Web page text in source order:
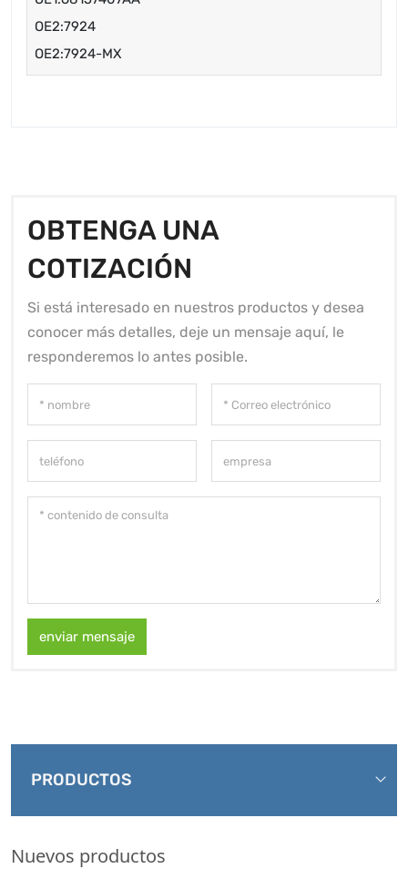
OE2:7924
OE2:7924-MX
OBTENGA UNA
COTIZACIÓN
Si está interesado en nuestros productos y desea
conocer más detalles, deje un mensaje aquí, le
responderemos lo antes posible.
enviar mensaje
PRODUCTOS
Nuevos productos